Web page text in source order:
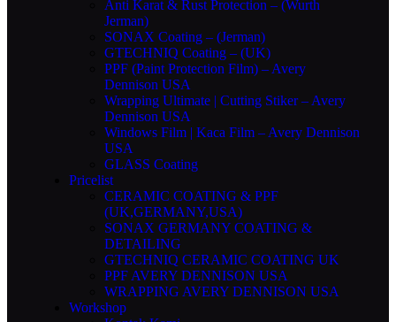
Anti Karat & Rust Protection – (Wurth
Jerman)
SONAX Coating – (Jerman)
GTECHNIQ Coating – (UK)
PPF (Paint Protection Film) – Avery
Dennison USA
Wrapping Ultimate | Cutting Stiker – Avery
Dennison USA
Windows Film | Kaca Film – Avery Dennison
USA
GLASS Coating
Pricelist
CERAMIC COATING & PPF
(UK,GERMANY,USA)
SONAX GERMANY COATING &
DETAILING
GTECHNIQ CERAMIC COATING UK
PPF AVERY DENNISON USA
WRAPPING AVERY DENNISON USA
Workshop